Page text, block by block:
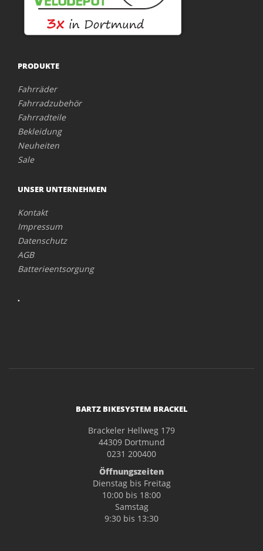
PRODUKTE
Fahrräder
Fahrradzubehör
Fahrradteile
Bekleidung
Neuheiten
Sale
UNSER UNTERNEHMEN
Kontakt
Impressum
Datenschutz
AGB
Batterieentsorgung
.
BARTZ BIKESYSTEM BRACKEL
Brackeler Hellweg 179
44309 Dortmund
0231 200400
Öffnungszeiten
Dienstag bis Freitag
10:00 bis 18:00
Samstag
9:30 bis 13:30